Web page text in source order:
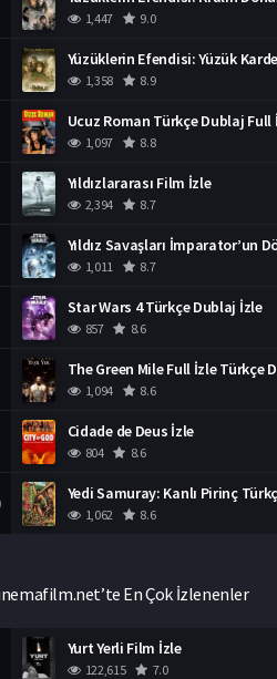
1,447 9.0
1,358 8.9
Ucuz Roman Türkçe Dublaj Full
1,097 8.8
Yıldızlararası Film İzle
2,394 8.7
1,011 8.7
Star Wars 4 Türkçe Dublaj İzle
857 8.6
1,094 8.6
Cidade de Deus İzle
804 8.6
1,062 8.6
En Çok İzlenenler
Yurt Yerli Film İzle
122,615 7.0